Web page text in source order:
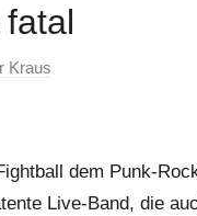
Kraus
dem Punk-
Live-Band, die